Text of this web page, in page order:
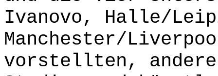
Ivanovo, Halle/
Manchester/
vorstellten,